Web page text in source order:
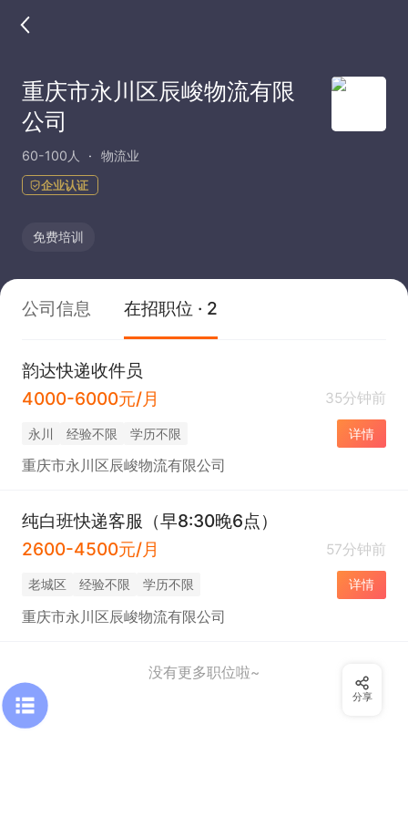
重庆市永川区辰峻物流有限
公司
60-100人 物流业
企业认证
免费培训
公司信息 在招职位 · 2
韵达快递收件员
4000-6000元/月
35分钟前
永川 经验不限 学历不限 详情
重庆市永川区辰峻物流有限公司
纯白班快递客服（早8:30晚6点）
2600-4500元/月
57分钟前
老城区 经验不限 学历不限 详情
重庆市永川区辰峻物流有限公司
没有更多职位啦~
分享